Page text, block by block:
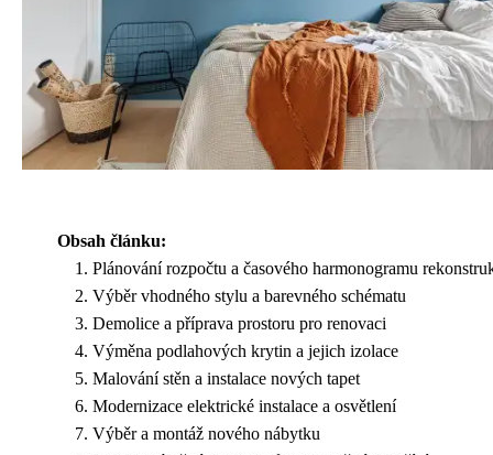
Obsah článku:
Plánování rozpočtu a časového harmonogramu
Výběr vhodného stylu a barevného schématu
Demolice a příprava prostoru pro renovaci
Výměna podlahových krytin a jejich izolace
Malování stěn a instalace nových tapet
Modernizace elektrické instalace a osvětlení
Výběr a montáž nového nábytku